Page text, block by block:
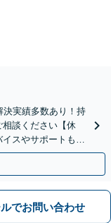
決実績多数あり！持
談ください【休
スやサポートも
ルでお問い合わせ